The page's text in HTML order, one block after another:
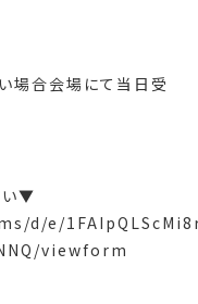
場合会場にて当日受
い▼
e/
viewform